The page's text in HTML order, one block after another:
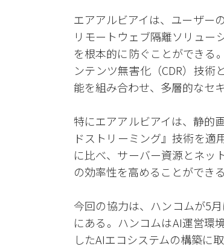
エアアルビアイは、ユーザー
リモートウェブ隔離ソリュー
を根本的に防ぐことができる
ンテンツ無害化（CDR）技
能を組み合わせ、多層的なセ
特にエアアルビアイは、静的
ドストリーミング』技術を適
に比べ、サーバー資源とネッ
の効率性を高めることができ
今回の協力は、ハンコムが5
にある。ハンコムはAI運営環
したAIエコシステムの構築に